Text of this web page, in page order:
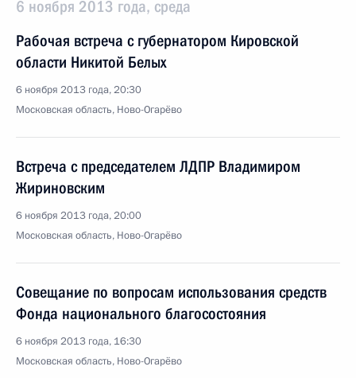
6 ноября 2013 года, среда
Рабочая встреча с губернатором Кировской
области Никитой Белых
6 ноября 2013 года, 20:30
Московская область, Ново-Огарёво
Встреча с председателем ЛДПР Владимиром
Жириновским
6 ноября 2013 года, 20:00
Московская область, Ново-Огарёво
Совещание по вопросам использования средств
Фонда национального благосостояния
6 ноября 2013 года, 16:30
Московская область, Ново-Огарёво